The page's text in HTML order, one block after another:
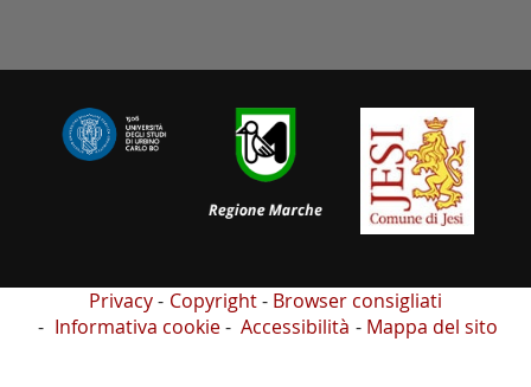
Privacy Copyright
Browser consigliati
Informativa cookie
Accessibilità Mappa del sito